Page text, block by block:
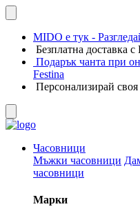
MIDO е тук -
Безплатна доставка
Подарък чанта при
Festina
Персонализирай
Часовници
Мъжки часовници
часовници
Марки